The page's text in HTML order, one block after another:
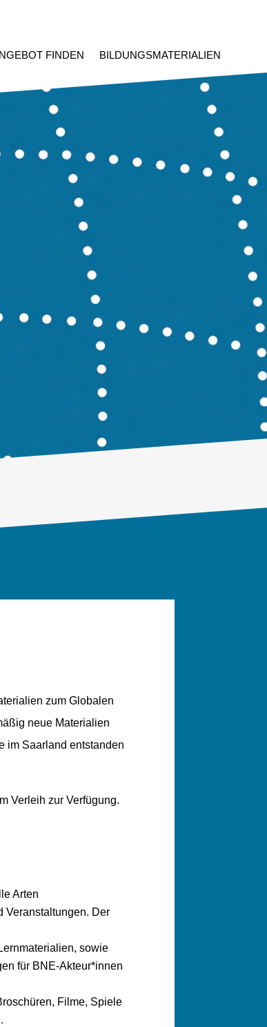
FINDEN BILDUNGSMATERIALIEN
zum Globalen
neue Materialien
im Saarland entstanden
Verleih zur Verfügung.
Arten
Veranstaltungen. Der
sowie
für BNE-Akteur*innen
Filme, Spiele